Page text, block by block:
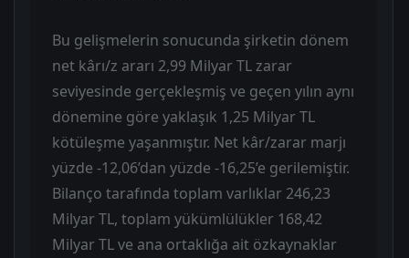
Bu gelişmelerin sonucunda şirketin dönem
net kârı/z ararı 2,99 Milyar TL zarar
seviyesinde gerçekleşmiş ve geçen yılın aynı
dönemine göre yaklaşık 1,25 Milyar TL
kötüleşme yaşanmıştır. Net kâr/zarar marjı
yüzde -12,06’dan yüzde -16,25’e gerilemiştir.
Bilanço tarafında toplam varlıklar 246,23
Milyar TL, toplam yükümlülükler 168,42
Milyar TL ve ana ortaklığa ait özkaynaklar